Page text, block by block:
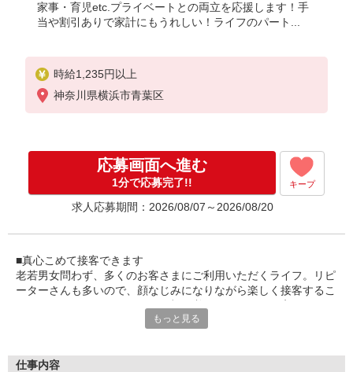
家事・育児etc.プライベートとの両立を応援します！手
当や割引ありで家計にもうれしい！ライフのパート...
時給1,235円以上
神奈川県横浜市青葉区
応募画面へ進む
1分で応募完了!! キープ
求人応募期間：2026/08/07～2026/08/20
■真心こめて接客できます
老若男女問わず、多くのお客さまにご利用いただくライフ。リピ
ーターさんも多いので、顔なじみになりながら楽しく接客するこ
らっしゃるので、温かいコミュニケーションが生まれます。接客
■がんばり次第でボーナス有
もっと見る
仕事内容